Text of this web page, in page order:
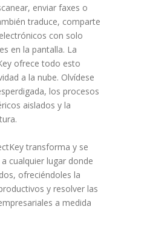
enviar faxes o
traduce, comparte
con solo
en la pantalla. La
ofrece todo esto
a la nube. Olvídese
los procesos
aislados y la
transforma y se
cualquier lugar donde
ofreciéndoles la
y resolver las
a medida